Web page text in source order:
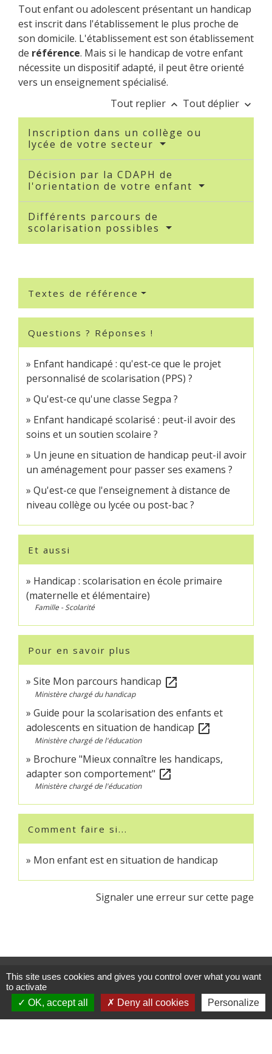
Tout enfant ou adolescent présentant un handicap
est inscrit dans l'établissement le plus proche de
son domicile. L'établissement est son établissement
de référence. Mais si le handicap de votre enfant
nécessite un dispositif adapté, il peut être orienté
vers un enseignement spécialisé.
Tout replier keyboard_arrow_up Tout déplier keyboard_arrow_down
Inscription dans un collège ou
lycée de votre secteur
Décision par la CDAPH de
l'orientation de votre enfant
Différents parcours de
scolarisation possibles
Textes de référence
Questions ? Réponses !
Enfant handicapé : qu'est-ce que le projet
personnalisé de scolarisation (PPS) ?
Qu'est-ce qu'une classe Segpa ?
Enfant handicapé scolarisé : peut-il avoir des
soins et un soutien scolaire ?
Un jeune en situation de handicap peut-il avoir
un aménagement pour passer ses examens ?
Qu'est-ce que l'enseignement à distance de
niveau collège ou lycée ou post-bac ?
Et aussi
Handicap : scolarisation en école primaire
(maternelle et élémentaire)
Famille - Scolarité
Pour en savoir plus
Site Mon parcours handicap open_in_new
Ministère chargé du handicap
Guide pour la scolarisation des enfants et
adolescents en situation de handicap open_in_new
Ministère chargé de l'éducation
Brochure "Mieux connaître les handicaps,
adapter son comportement" open_in_new
Ministère chargé de l'éducation
Comment faire si...
Mon enfant est en situation de handicap
Signaler une erreur sur cette page
Contacts
Commune de Crédin
45 Place Abbé Royer
This site uses cookies and gives you control over what you want
to activate
OK, accept all
Deny all cookies Personalize